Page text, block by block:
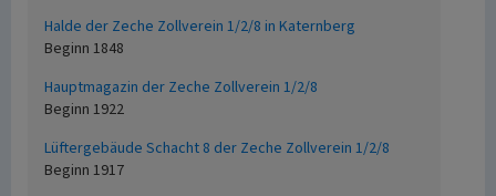
Halde der Zeche Zollverein 1/2/8 in Katernberg
Beginn 1848
Hauptmagazin der Zeche Zollverein 1/2/8
Beginn 1922
Lüftergebäude Schacht 8 der Zeche Zollverein 1/2/8
Beginn 1917